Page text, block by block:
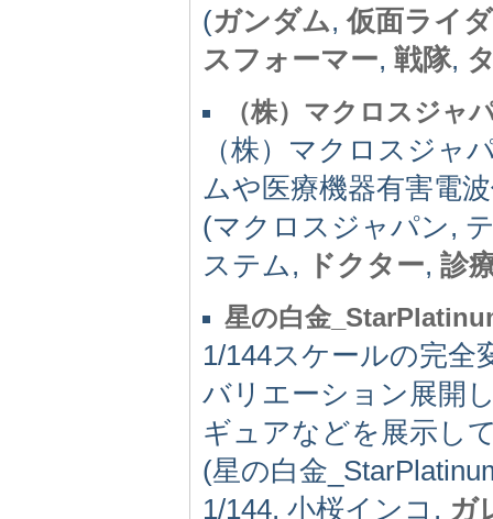
(ガンダム,仮面ライ
スフォーマー, 戦隊,
（株）マクロスジャ
（株）マクロスジャ
ムや医療機器有害電
(マクロスジャパン,
ステム, ドクター, 診
星の白金
1/144スケールの完
バリエーション展開
ギュアなどを展示し
(星の白金
1/144, 小桜インコ, ガ